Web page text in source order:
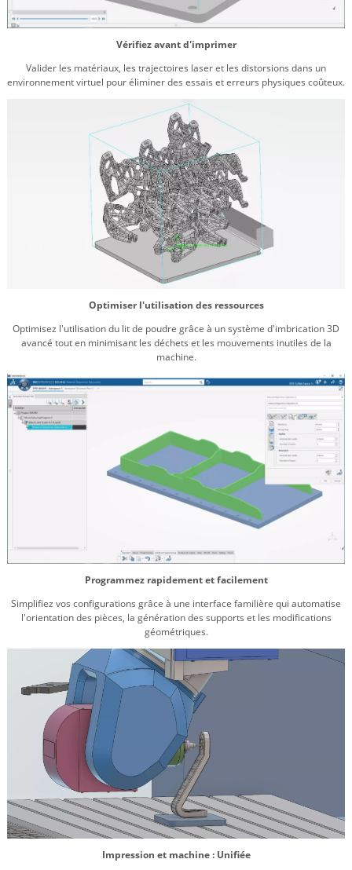
Vérifiez avant d'imprimer
Valider les matériaux, les trajectoires laser et les distorsions dans un
environnement virtuel pouréliminerdes essais et erreurs physiques coûteux.
Optimiser l'utilisation des ressources
Optimisez l'utilisation du lit de poudre grâce à un système d'imbrication 3D
avancé tout en minimisant les déchets et les mouvements inutiles de la
machine.
Programmez rapidement et facilement
Simplifiez vos configurations grâce à une interface familière qui automatise
l'orientation des pièces, la génération des supports et les modifications
géométriques.
Impression et machine : Unifiée